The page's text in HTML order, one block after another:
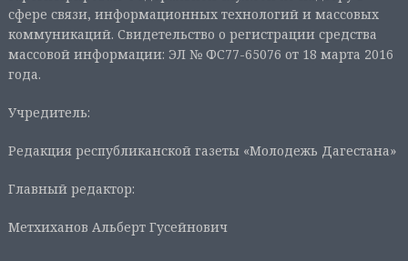
сфере связи, информационных технологий и массовых
коммуникаций. Свидетельство о регистрации средства
массовой информации: ЭЛ № ФС77-65076 от 18 марта 2016
года.
Учредитель:
Редакция республиканской газеты «Молодежь Дагестана»
Главный редактор:
Метхиханов Альберт Гусейнович